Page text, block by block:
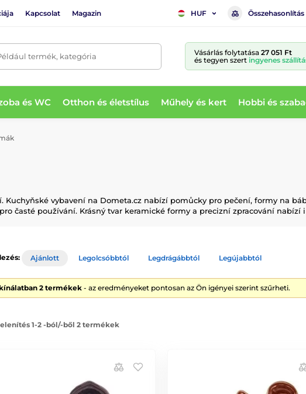
Kapcsolat Magazin HUF Összehasonlítás
termék, kategória Vásárlás folytatása 27 051 Ft
és tegyen szert ingyenes
és WC Otthon és életstílus Műhely és kert Hobbi és
vybavení na Dometa.cz nabízí pomůcky pro pečení, formy na
časté používání. Krásný tvar keramické formy a precizní zpracování
Ajánlott Legolcsóbbtól Legdrágábbtól Legújabbtól
2 termékek - az eredményeket pontosan az Ön igényei szerint szűrheti.
1-2 -ból/-ből 2 termékek